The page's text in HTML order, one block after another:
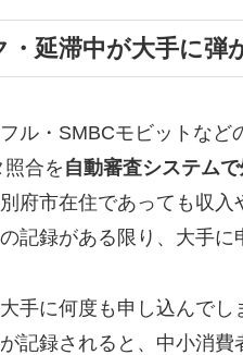
・延滞中が大手に弾
ル・SMBCモビットなど
合を自動審査システム
府市在住であっても収
記録がある限り、大手に
手に何度も申し込んで
記録されると、中小消